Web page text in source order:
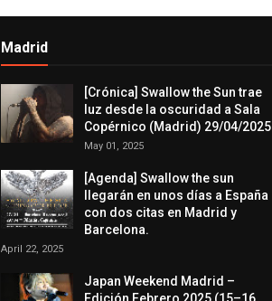
Madrid
[Crónica] Swallow the Sun trae
luz desde la oscuridad a Sala
Copérnico (Madrid) 29/04/2025
May 01, 2025
[Agenda] Swallow the sun
llegarán en unos días a España
con dos citas en Madrid y
Barcelona.
April 22, 2025
Japan Weekend Madrid –